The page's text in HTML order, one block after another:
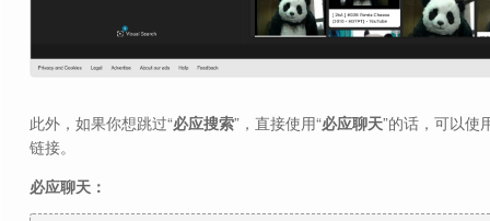
此外，如果你想跳过“必应搜索”，直接使用“必应聊天”的话，可以使
链接。
必应聊天：